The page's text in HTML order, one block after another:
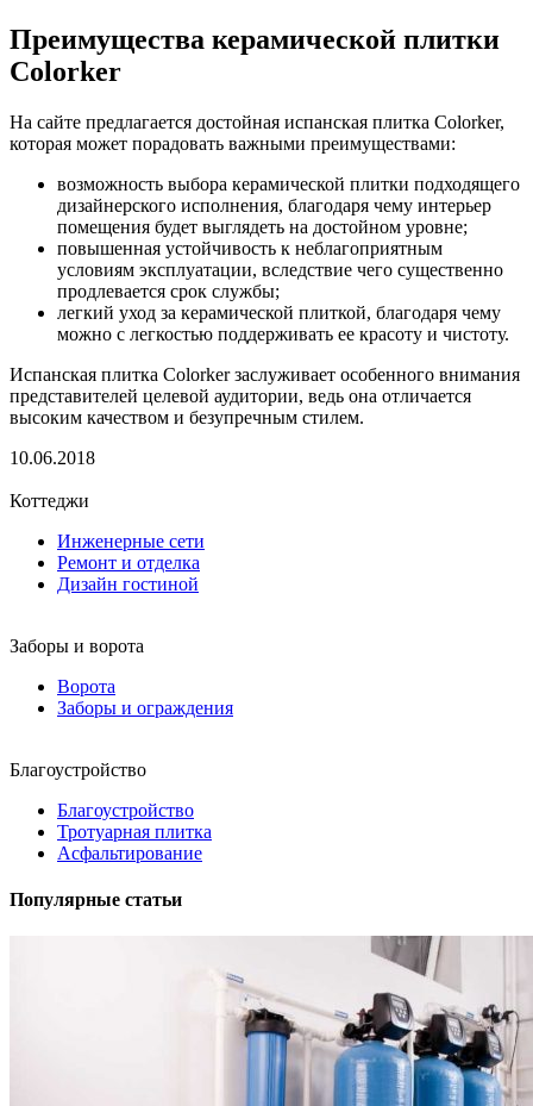
Преимущества керамической плитки
Colorker
На сайте предлагается достойная испанская плитка Colorker,
которая может порадовать важными преимуществами:
возможность выбора керамической плитки подходящего
дизайнерского исполнения, благодаря чему интерьер
помещения будет выглядеть на достойном уровне;
повышенная устойчивость к неблагоприятным
условиям эксплуатации, вследствие чего существенно
продлевается срок службы;
легкий уход за керамической плиткой, благодаря чему
можно с легкостью поддерживать ее красоту и чистоту.
Испанская плитка Colorker заслуживает особенного внимания
представителей целевой аудитории, ведь она отличается
высоким качеством и безупречным стилем.
10.06.2018
Коттеджи
Инженерные сети
Ремонт и отделка
Дизайн гостиной
Заборы и ворота
Ворота
Заборы и ограждения
Благоустройство
Благоустройство
Тротуарная плитка
Асфальтирование
Популярные статьи